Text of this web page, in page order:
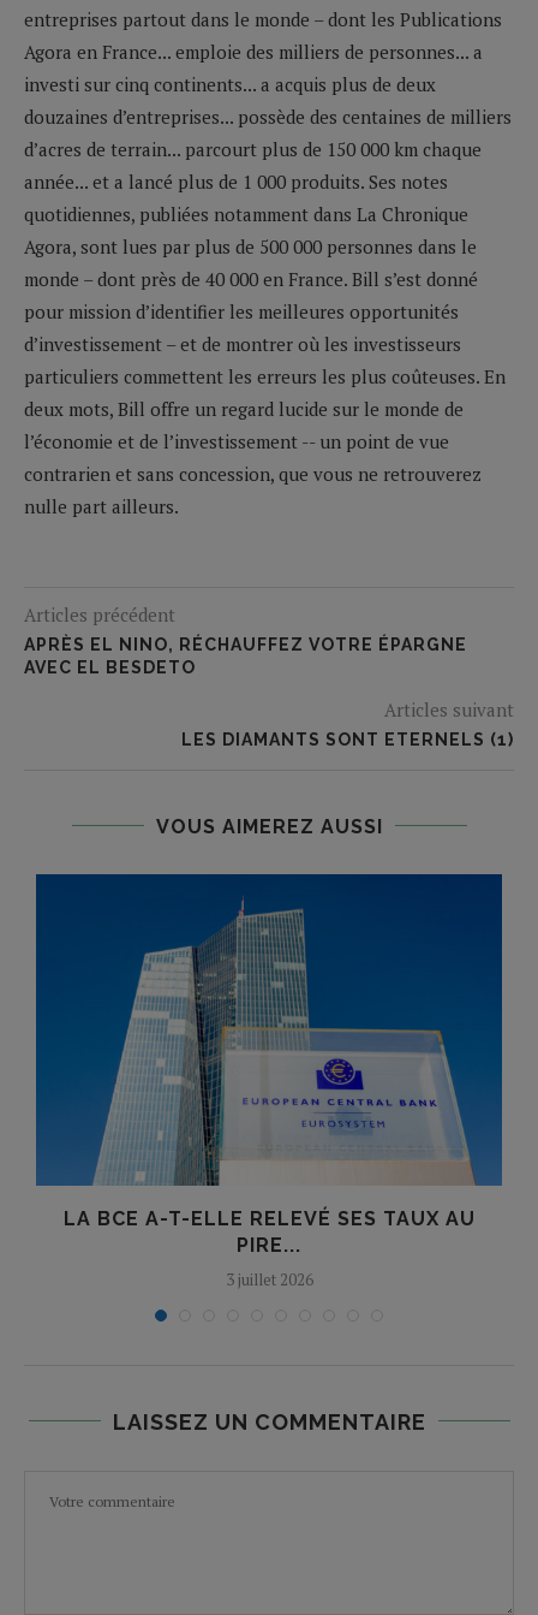
entreprises partout dans le monde – dont les Publications
Agora en France... emploie des milliers de personnes... a
investi sur cinq continents... a acquis plus de deux
douzaines d’entreprises... possède des centaines de milliers
d’acres de terrain... parcourt plus de 150 000 km chaque
année... et a lancé plus de 1 000 produits. Ses notes
quotidiennes, publiées notamment dans La Chronique
Agora, sont lues par plus de 500 000 personnes dans le
monde – dont près de 40 000 en France. Bill s’est donné
pour mission d’identifier les meilleures opportunités
d’investissement – et de montrer où les investisseurs
particuliers commettent les erreurs les plus coûteuses. En
deux mots, Bill offre un regard lucide sur le monde de
l’économie et de l’investissement -- un point de vue
contrarien et sans concession, que vous ne retrouverez
nulle part ailleurs.
Articles précédent
APRÈS EL NINO, RÉCHAUFFEZ VOTRE ÉPARGNE
AVEC EL BESDETO
Articles suivant
LES DIAMANTS SONT ETERNELS (1)
VOUS AIMEREZ AUSSI
LA BCE A-T-ELLE RELEVÉ SES TAUX AU
PIRE...
3 juillet 2026
LAISSEZ UN COMMENTAIRE